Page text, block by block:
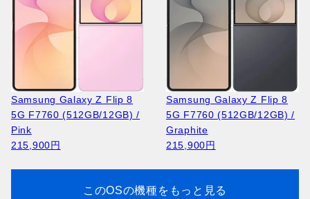
Light Pink
64,100円
64,100円
Huawei Pura 90s Pro MLN-
164,400円
Huawei Pura 90s Pro MLN-
164,400円
Orange
207,700円
Blue
222,100円
13,400円
19,300円
Samsung Galaxy Z Flip 8
5G F7760 (512GB/12GB) /
Pink
215,900円
Samsung Galaxy Z Flip 8
5G F7760 (512GB/12GB) /
Graphite
215,900円
このOSの機種をもっと見る